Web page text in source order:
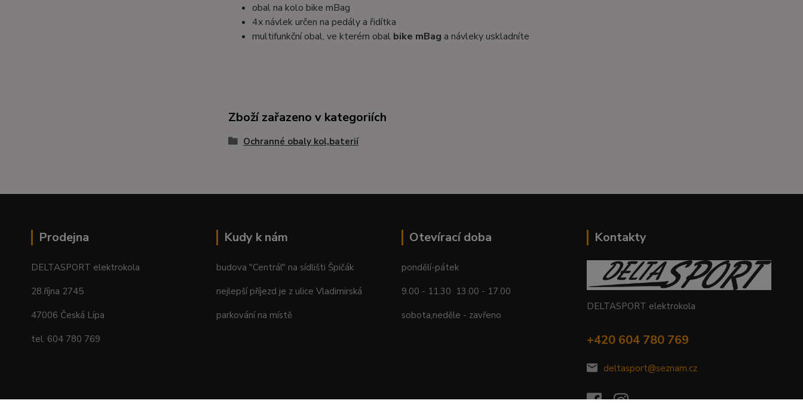
obal na kolo bike mBag
4x návlek určen na pedály a řidítka
multifunkční obal, ve kterém obal bike mBag a návleky uskladníte
Zboží zařazeno v kategoriích
Ochranné obaly kol,baterií
Prodejna
DELTASPORT elektrokola
28.října 2745
47006 Česká Lípa
tel. 604 780 769
Kudy k nám
budova "Centrál" na sídlišti Špičák
nejlepší příjezd je z ulice Vladimirská
parkování na místě
Otevírací doba
pondělí-pátek
9.00 - 11.30 13.00 - 17.00
sobota,neděle - zavřeno
Kontakty
DELTASPORT elektrokola
+420 604 780 769
deltasport@seznam.cz